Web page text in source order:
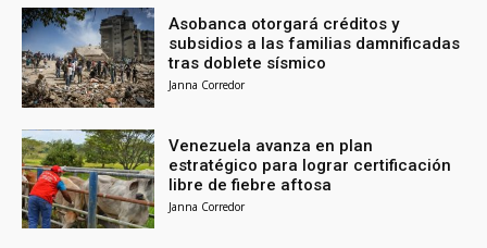
Asobanca otorgará créditos y
subsidios a las familias damnificadas
tras doblete sísmico
Janna Corredor
Venezuela avanza en plan
estratégico para lograr certificación
libre de fiebre aftosa
Janna Corredor